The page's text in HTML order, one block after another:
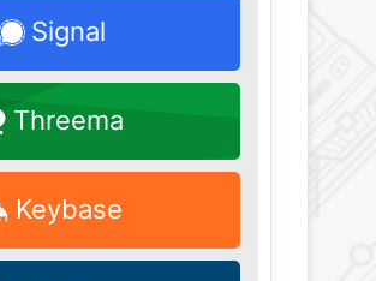
Signal
Threema
Keybase